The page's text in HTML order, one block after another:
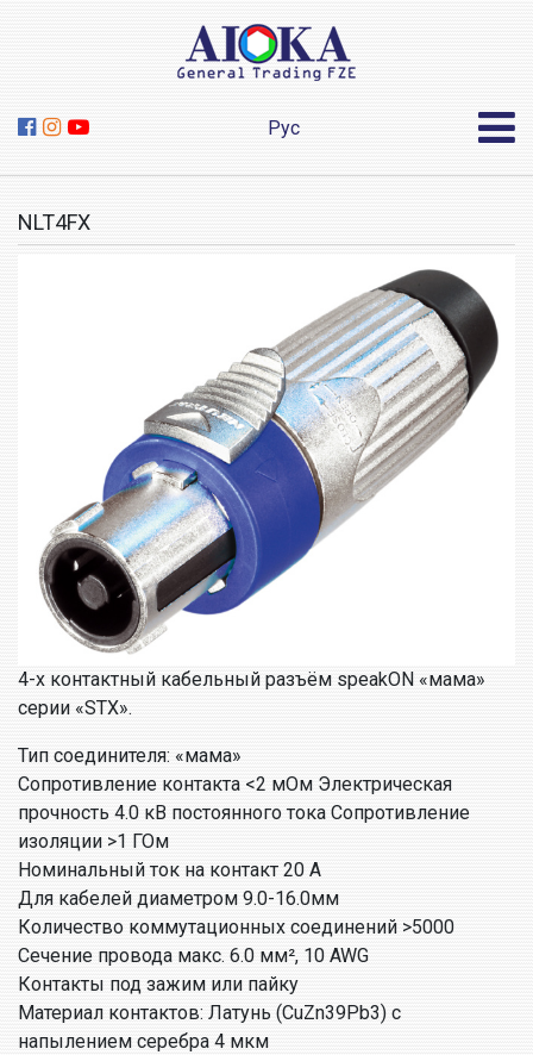
Рус
NLT4FX
4-х контактный кабельный разъём speakON «мама»
серии «STX».
Тип соединителя: «мама»
Сопротивление контакта <2 мОм Электрическая
прочность 4.0 кВ постоянного тока Сопротивление
изоляции >1 ГОм
Номинальный ток на контакт 20 А
Для кабелей диаметром 9.0-16.0мм
Количество коммутационных соединений >5000
Сечение провода макс. 6.0 мм², 10 AWG
Контакты под зажим или пайку
Материал контактов: Латунь (CuZn39Pb3) с
напылением серебра 4 мкм